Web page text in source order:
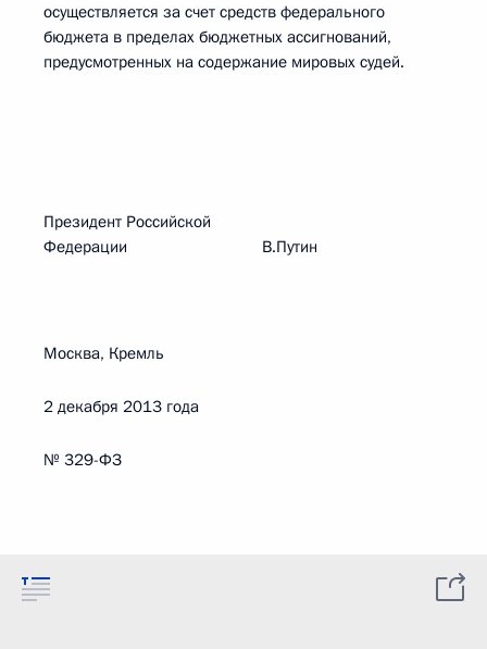
осуществляется за счет средств федерального
бюджета в пределах бюджетных ассигнований,
предусмотренных на содержание мировых судей.
Президент Российской
Федерации В.Путин
Москва, Кремль
2 декабря 2013 года
№ 329-ФЗ